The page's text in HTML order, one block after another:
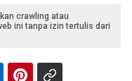
crawling atau
ini tanpa izin tertulis dari